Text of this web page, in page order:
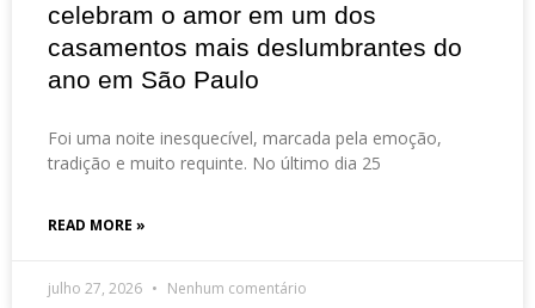
celebram o amor em um dos
casamentos mais deslumbrantes do
ano em São Paulo
Foi uma noite inesquecível, marcada pela emoção,
tradição e muito requinte. No último dia 25
READ MORE »
julho 27, 2026 Nenhum comentário